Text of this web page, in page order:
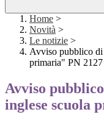
Home >
Novità >
Le notizie >
Avviso pubblico di
primaria" PN 2127
Avviso
inglese scuola